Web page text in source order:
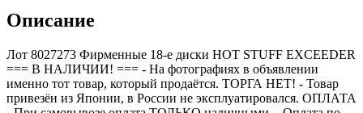
Описание
Лот 8027273 Фирменные 18-е диски HOT STUFF EXCEEDER
=== B НАЛИЧИИ! === - На фотографиях в объявлении
именно тот товар, который продаётся. ТОРГА НЕТ! - Товар
привезён из Японии, в России не эксплуатировался. ОПЛАТА